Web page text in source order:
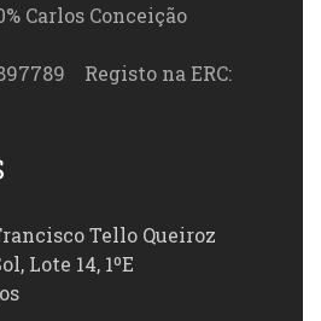
Carlos Conceição
Registo na ERC:
Tello Queiroz
Lote 14, 1ºE